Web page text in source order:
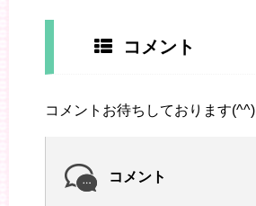
コメント
コメントお待ちしております(^^)
コメント